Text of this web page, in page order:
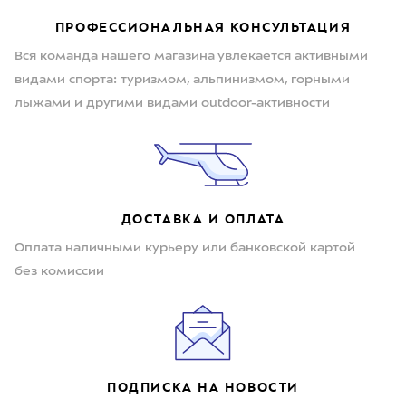
ПРОФЕССИОНАЛЬНАЯ КОНСУЛЬТАЦИЯ
Вся команда нашего магазина увлекается активными
видами спорта: туризмом, альпинизмом, горными
лыжами и другими видами outdoor-активности
ДОСТАВКА И ОПЛАТА
Оплата наличными курьеру или банковской картой
без комиссии
ПОДПИСКА НА НОВОСТИ